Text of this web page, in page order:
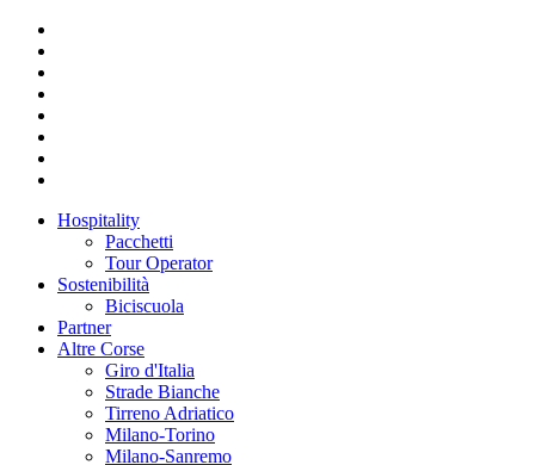
Hospitality
Pacchetti
Tour Operator
Sostenibilità
Biciscuola
Partner
Altre Corse
Giro d'Italia
Strade Bianche
Tirreno Adriatico
Milano-Torino
Milano-Sanremo